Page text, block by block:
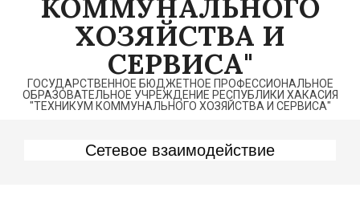
КОММУНАЛЬНОГО
ХОЗЯЙСТВА И
СЕРВИСА"
ГОСУДАРСТВЕННОЕ БЮДЖЕТНОЕ ПРОФЕССИОНАЛЬНОЕ
ОБРАЗОВАТЕЛЬНОЕ УЧРЕЖДЕНИЕ РЕСПУБЛИКИ ХАКАСИЯ
"ТЕХНИКУМ КОММУНАЛЬНОГО ХОЗЯЙСТВА И СЕРВИСА"
Сетевое взаимодействие